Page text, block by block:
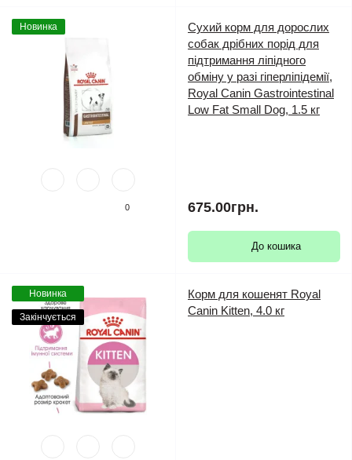
Новинка
0
Сухий корм для дорослих
собак дрібних порід для
підтримання ліпідного
обміну у разі гіперліпідемії,
Royal Canin Gastrointestinal
Low Fat Small Dog, 1.5 кг
675.00грн.
До кошика
Новинка
Закінчується
Корм для кошенят Royal
Canin Kitten, 4.0 кг